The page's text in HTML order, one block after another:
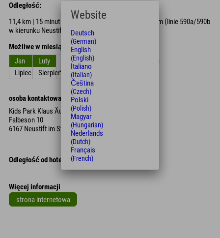
Odległość:
11,4 km | 15 minut samochodem | 30 minut autobusem (linie 590a/590b
w kierunku Neustift/Stubaier Gletscher)
Możliwe w miesiącach
Jan
Luty Zniszczyćkwiecień
Czerwiec
Lipiec
Sierpień WrzesieńPaździernik
osoba kontaktowa
Kids Park Klaus Äuele
Falbeson 10
6167 Neustift im Stubaital
Odległość od hotelu
Więcej informacji
strona internetowa
Website
Deutsch
(German)
English
(English)
Italiano
(Italian)
Čeština
(Czech)
Polski
(Polish)
Magyar
(Hungarian)
Nederlands
(Dutch)
Français
(French)